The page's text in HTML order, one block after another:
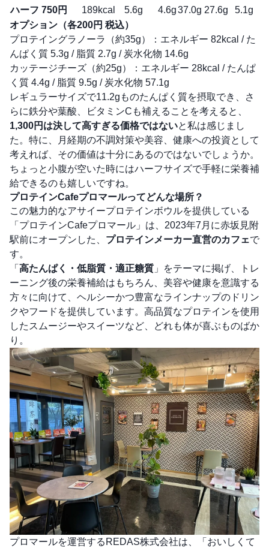
ハーフ 750円 189kcal 5.6g 4.6g37.0g 27.6g
5.1g
オプション（各200円 税込）
プロテイングラノーラ（約35g）：エネルギー 82kcal / た
んぱく質 5.3g / 脂質 2.7g / 炭水化物 14.6g
カッテージチーズ（約25g）：エネルギー 28kcal / たんぱ
く質 4.4g / 脂質 9.5g / 炭水化物 57.1g
レギュラーサイズで11.2gものたんぱく質を摂取でき、さ
らに鉄分や葉酸、ビタミンCも補えることを考えると、
1,300円は決して高すぎる価格ではないと私は感じまし
た。特に、月経期の不調対策や美容、健康への投資として
考えれば、その価値は十分にあるのではないでしょうか。
ちょっと小腹が空いた時にはハーフサイズで手軽に栄養補
給できるのも嬉しいですね。
プロテインCafeプロマールってどんな場所？
この魅力的なアサイープロテインボウルを提供している
「プロテインCafeプロマール」は、2023年7月に赤坂見附
駅前にオープンした、 プロテインメーカー直営のカフェで
す。
「 高たんぱく・低脂質・適正糖質 」をテーマに掲げ、トレ
ーニング後の栄養補給はもちろん、美容や健康を意識する
方々に向けて、ヘルシーかつ豊富なラインナップのドリン
クやフードを提供しています。高品質なプロテインを使用
したスムージーやスイーツなど、どれも体が喜ぶものばか
り。
プロマールを運営するREDAS株式会社は、「おいしくて